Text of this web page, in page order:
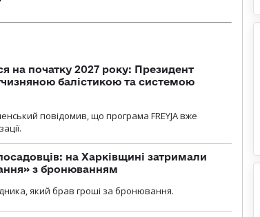
на початку 2027 року: Президент
балістикою та системою
повідомив, що програма FREYJA вже
на Харківщині затримали
з бронюванням
який брав гроші за бронювання.